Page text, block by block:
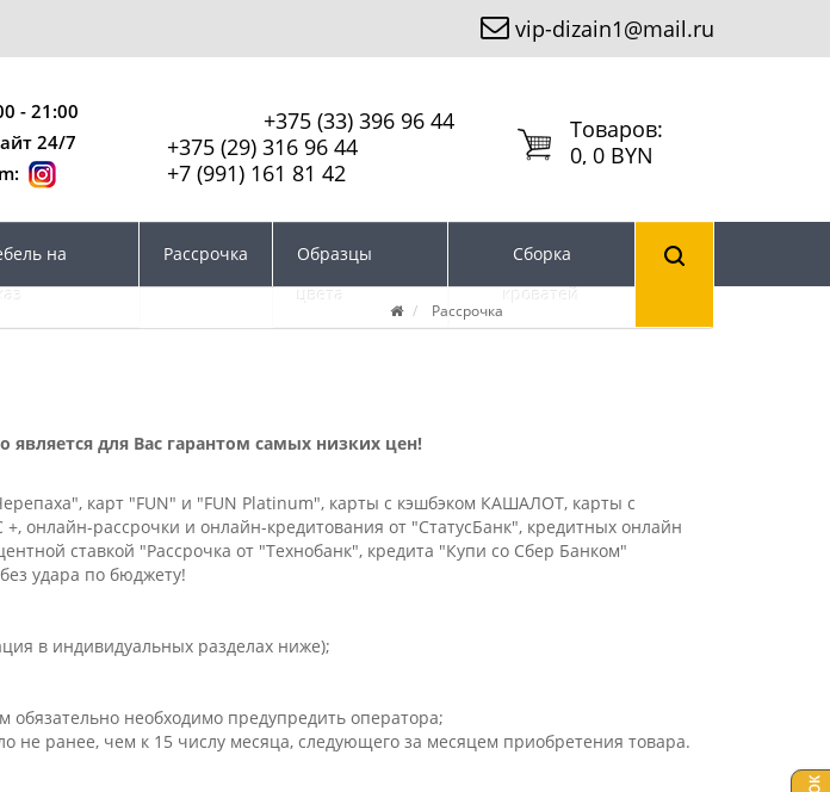
vip-dizain1@mail.ru
- 21:00
24/7
+375 (33) 396 96 44
+375 (29) 316 96 44
+7 (991) 161 81 42
Tоваров:
0, 0 BYN
на
Рассрочка
Образцы
цвета
Сборка
кроватей
Рассрочка
для Вас гарантом самых низких цен!
карт "FUN" и "FUN Platinum", карты с кэшбэком КАШАЛОТ, карты с
рассрочки и онлайн-кредитования от "СтатусБанк", кредитных онлайн
ставкой "Рассрочка от "Технобанк", кредита "Купи со Сбер Банком"
удара по бюджету!
в индивидуальных разделах ниже);
необходимо предупредить оператора;
не ранее, чем к 15 числу месяца, следующего за месяцем приобретения товара.